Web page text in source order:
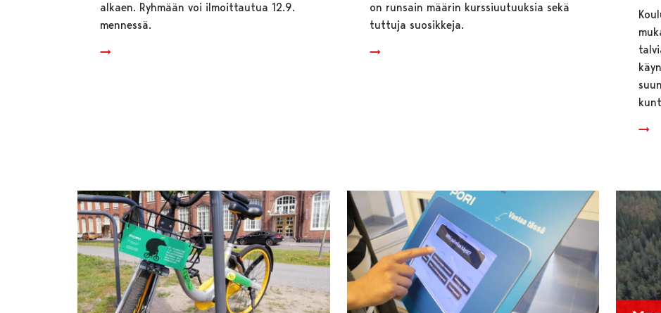
alkaen. Ryhmään voi ilmoittautua 12.9.
mennessä.
on runsain määrin kurssiuutuuksia sekä
tuttuja suosikkeja.